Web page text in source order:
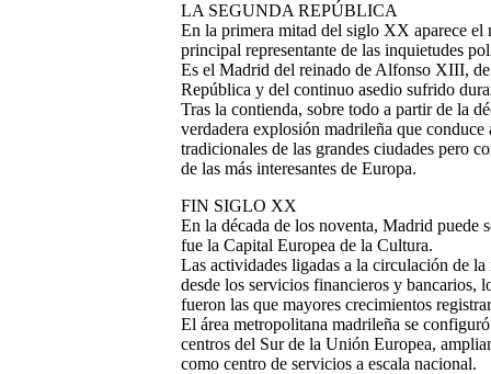
LA SEGUNDA REPÚBLICA
En la primera mitad del siglo XX aparece
principal representante de las inquietudes
Es el Madrid del reinado de Alfonso XIII,
República y del continuo asedio sufrido
Tras la contienda, sobre todo a partir de la
verdadera explosión madrileña que
tradicionales de las grandes ciudades pero
de las más interesantes de Europa.
FIN SIGLO XX
En la década de los noventa, Madrid
fue la Capital Europea de la Cultura.
Las actividades ligadas a la circulación de
desde los servicios financieros y bancarios,
fueron las que mayores crecimientos
El área metropolitana madrileña se
centros del Sur de la Unión Europea,
como centro de servicios a escala nacional.